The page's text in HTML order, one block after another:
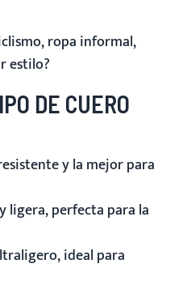
ropa informal,
estilo?
DE CUERO
y la mejor para
y ligera, perfecta para la
ideal para